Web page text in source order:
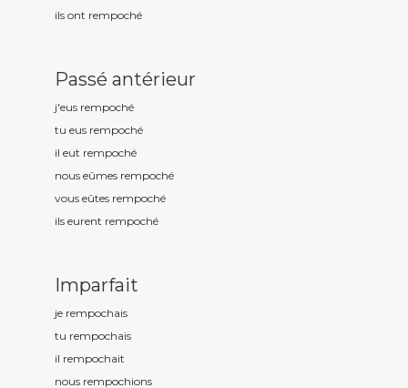
ils ont rempoché
Passé antérieur
j'eus rempoché
tu eus rempoché
il eut rempoché
nous eûmes rempoché
vous eûtes rempoché
ils eurent rempoché
Imparfait
je rempochais
tu rempochais
il rempochait
nous rempochions